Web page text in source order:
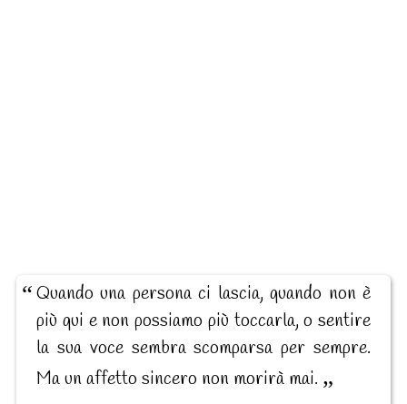
Quando una persona ci lascia, quando non è
più qui e non possiamo più toccarla, o sentire
la sua voce sembra scomparsa per sempre.
Ma un affetto sincero non morirà mai.